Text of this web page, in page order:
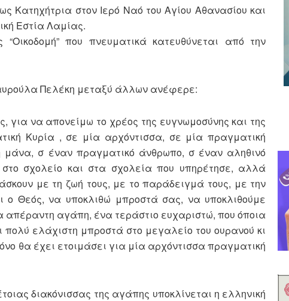
στον Ιερό Ναό του Αγίου Αθανασίου και
στην Χριστιανική Εστία Λαμίας.
που πνευματικά κατευθύνεται από την
Πελέκη μεταξύ άλλων ανέφερε:
να απονείμω το χρέος της ευγνωμοσύνης και της
Κυρία , σε μία αρχόντισσα, σε μία πραγματική
μάνα, σ έναν πραγματικό άνθρωπο, σ έναν αληθινό
σχολείο και στα σχολεία που υπηρέτησε, αλλά
με τη ζωή τους, με το παράδειγμά τους, με την
ο Θεός, να υποκλιθώ μπροστά σας, να υποκλιθούμε
αγάπη, ένα τεράστιο ευχαριστώ, που όποια
ελάχιστη μπροστά στο μεγαλείο του ουρανού κι
θα έχει ετοιμάσει για μία αρχόντισσα πραγματική
διακόνισσας της αγάπης υποκλίνεται η ελληνική